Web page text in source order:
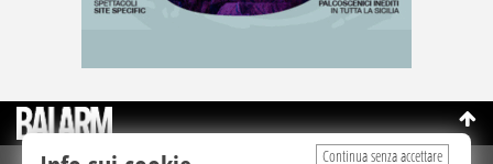
Continua senza accettare